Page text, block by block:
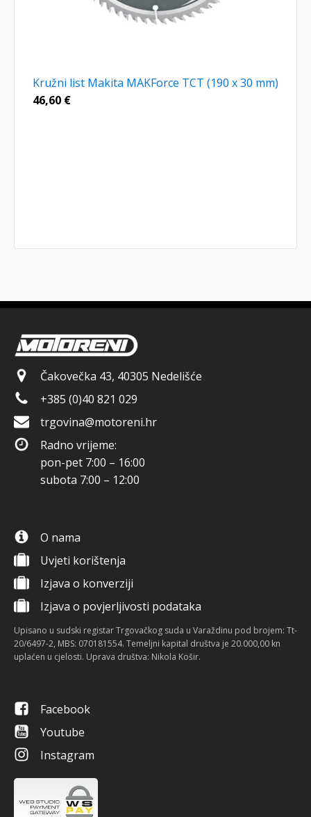
Kružni list Makita MAKForce TCT (190 x 30 mm)
46,60 €
Čakovečka 43, 40305 Nedelišće
+385 (0)40 821 029
trgovina@motoreni.hr
Radno vrijeme:
pon-pet 7:00 – 16:00
subota 7:00 – 12:00
O nama
Uvjeti korištenja
Izjava o konverziji
Izjava o povjerljivosti podataka
Upisano u sudski registar Trgovačkog suda u Varaždinu pod brojem: Tt-
20/6497-2, MBS: 070181554. Temeljni kapital društva je 20.000,00 kn
uplaćen u cjelosti. Uprava društva: Nikola Košir.
Facebook
Youtube
Instagram